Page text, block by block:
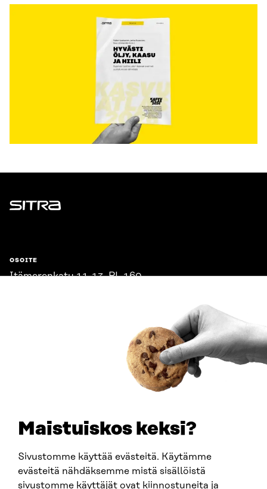
Maistuiskos keksi?
Sivustomme käyttää evästeitä. Käytämme
evästeitä nähdäksemme mistä sisällöistä
sivustomme käyttäjät ovat kiinnostuneita ja
Sitra
OSOITE
Itämerenkatu 11-13, PL 160,
SITRA SOSIAALISESSA MEDIASSA